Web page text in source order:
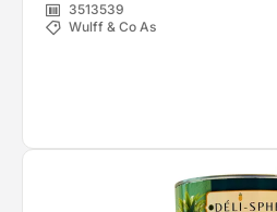
3513539
Wulff & Co As